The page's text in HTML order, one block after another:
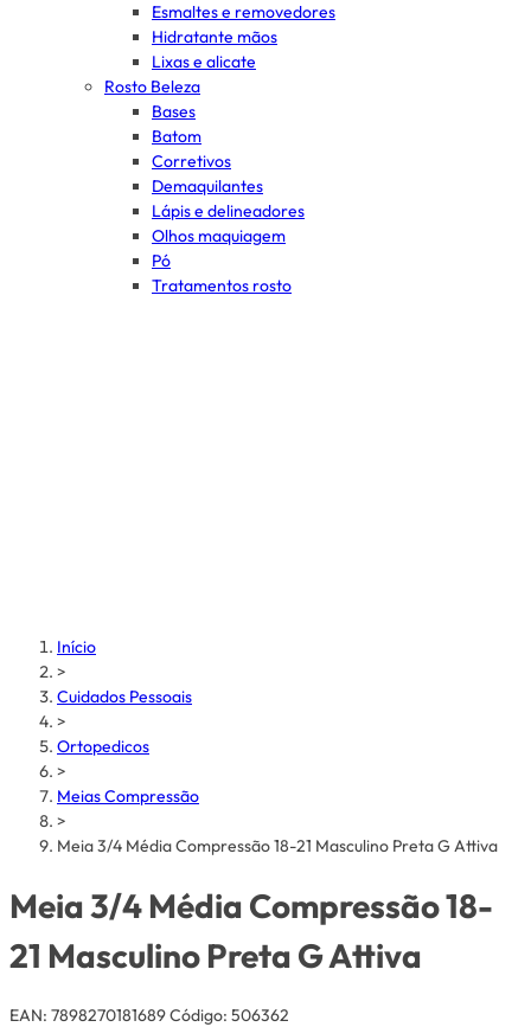
Esmaltes e removedores
Hidratante mãos
Lixas e alicate
Rosto Beleza
Bases
Batom
Corretivos
Demaquilantes
Lápis e delineadores
Olhos maquiagem
Pó
Tratamentos rosto
Início
>
Cuidados Pessoais
>
Ortopedicos
>
Meias Compressão
>
Meia 3/4 Média Compressão 18-21 Masculino Preta G Attiva
Meia 3/4 Média Compressão 18-
21 Masculino Preta G Attiva
EAN: 7898270181689Código: 506362